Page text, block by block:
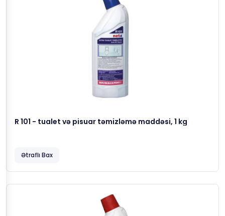
R 101 - tualet və pisuar təmizləmə maddəsi, 1 kg
Ətraflı Bax